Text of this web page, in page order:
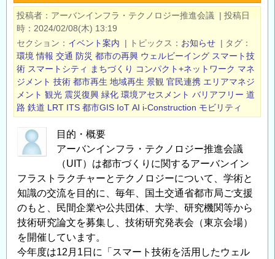
「ス
マ
ト
イ
ン
フ
ラ
マ
ネ
ジ
メ
ン
ト
シ
ス
テ
投稿者 アーバンインフラ・テクノロジー推進会議 | 投稿日
時
2024/02/08(木) 13:19
セクション
イベント案内 | トピックス お知らせ | タグ
環境 情報 交通 防災 都市の再興 ウェルビーイング スマート技
術 スマートシティ まちづくり コンパクト+ネットワーク マネ
ジメント 技術 都市再生 地域再生 景観 官民連携 エリアマネジ
メント 観光 震災復興 緑化 環境アセスメント バリアフリー 道
路 鉄道 LRT ITS 都市GIS IoT AI i-Construction モビリティ
目的・概要
アーバンインフラ・テクノロジー推進会議
（UIT）は都市づくりに関するアーバンイン
フラストラクチャーとテクノロジーについて、学術と
知識の交流を目的に、毎年、国土交通省都市局ご支援
のもと、民間企業や公共団体、大学、研究機関等から
技術研究論文を募集し、技術研究発表会（東京会場）
を開催しています。
今年度は12月1日に「スマート技術を活用したウェル